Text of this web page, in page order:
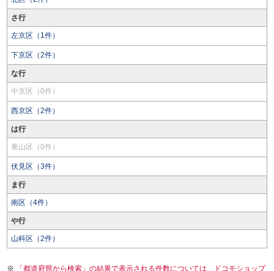
さ行
左京区（1件）
下京区（2件）
な行
中京区（0件）
西京区（2件）
は行
東山区（0件）
伏見区（3件）
ま行
南区（4件）
や行
山科区（2件）
「都道府県から検索」の結果で表示される件数については、ドコモショップ